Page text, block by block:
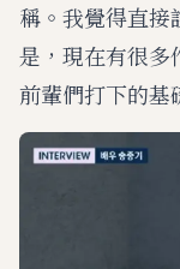
稱。我覺得直接
是，現在有很多
前輩們打下的基